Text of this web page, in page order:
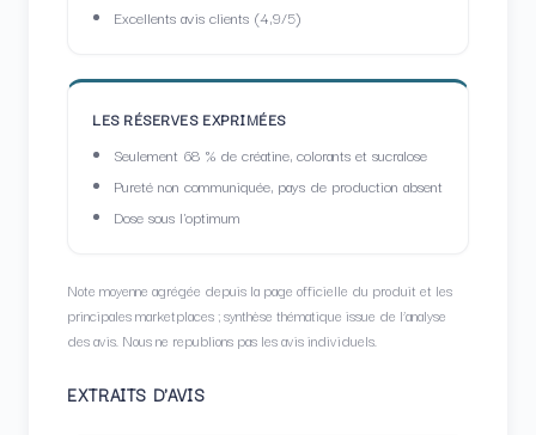
Excellents avis clients (4,9/5)
LES RÉSERVES EXPRIMÉES
Seulement 68 % de créatine, colorants et sucralose
Pureté non communiquée, pays de production absent
Dose sous l'optimum
Note moyenne agrégée depuis la page officielle du produit et les
principales marketplaces ; synthèse thématique issue de l’analyse
des avis. Nous ne republions pas les avis individuels.
EXTRAITS D'AVIS